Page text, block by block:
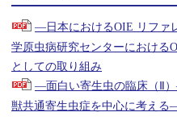
—日本におけるOIE リファ
学原虫病研究センターにおける
としての取り組み
—面白い寄生虫の臨床（Ⅱ
獣共通寄生虫症を中心に考える